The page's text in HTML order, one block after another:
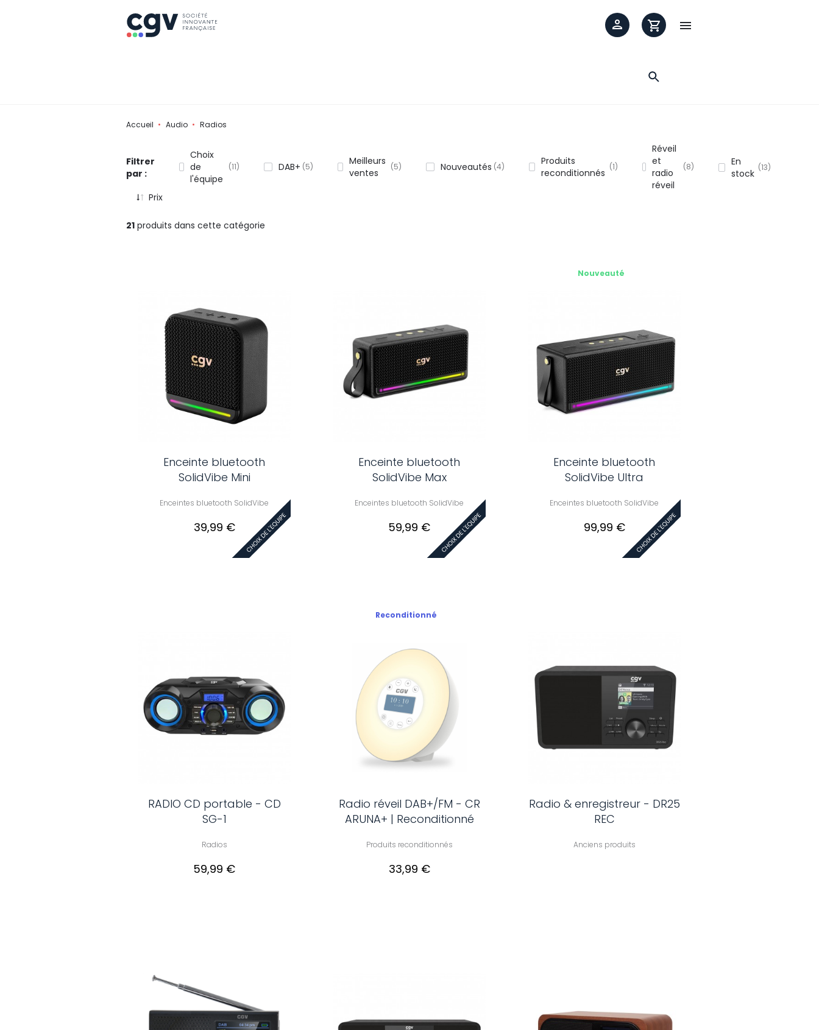

Accueil Audio Radios
Filtrer
par :
Choix
de
l'équipe
11 DAB+ 5
Meilleurs
ventes
5 Nouveautés 4
Produits
reconditionnés
1
Réveil
et
radio
réveil
8
En
stock
13
Prix
21 produits dans cette catégorie
Enceinte bluetooth
SolidVibe Mini
Enceintes bluetooth SolidVibe
39,99 €
Enceinte bluetooth
SolidVibe Max
Enceintes bluetooth SolidVibe
59,99 €
Enceinte bluetooth
SolidVibe Ultra
Enceintes bluetooth SolidVibe
99,99 €
Nouveauté
RADIO CD portable - CD
SG-1
Radios
59,99 €
Radio réveil DAB+/FM - CR
ARUNA+ | Reconditionné
Produits reconditionnés
33,99 €
Reconditionné
Radio & enregistreur - DR25
REC
Anciens produits